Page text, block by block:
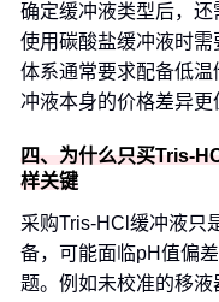
确定缓冲液类型后，
使用碳酸盐缓冲液时
体系通常要求配备低
冲液本身的价格差异更
四、为什么只买Tris-
样关键
采购Tris-HCl缓冲液只
备，可能面临pH值偏
题。例如未校准的移